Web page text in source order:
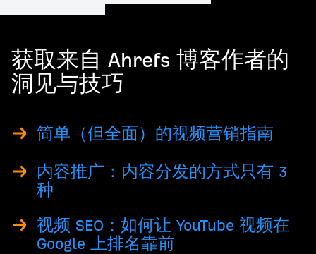
获取来自 Ahrefs 博客作者的
洞见与技巧
简单（但全面）的视频营销指南
内容推广：内容分发的方式只有 3
种
视频 SEO：如何让 YouTube 视频在
Google 上排名靠前